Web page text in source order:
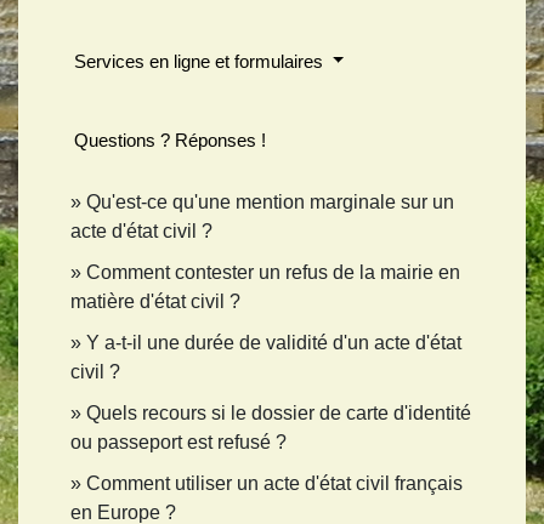
Services en ligne et formulaires
Questions ? Réponses !
Qu'est-ce qu'une mention marginale sur un
acte d'état civil ?
Comment contester un refus de la mairie en
matière d'état civil ?
Y a-t-il une durée de validité d'un acte d'état
civil ?
Quels recours si le dossier de carte d'identité
ou passeport est refusé ?
Comment utiliser un acte d'état civil français
en Europe ?